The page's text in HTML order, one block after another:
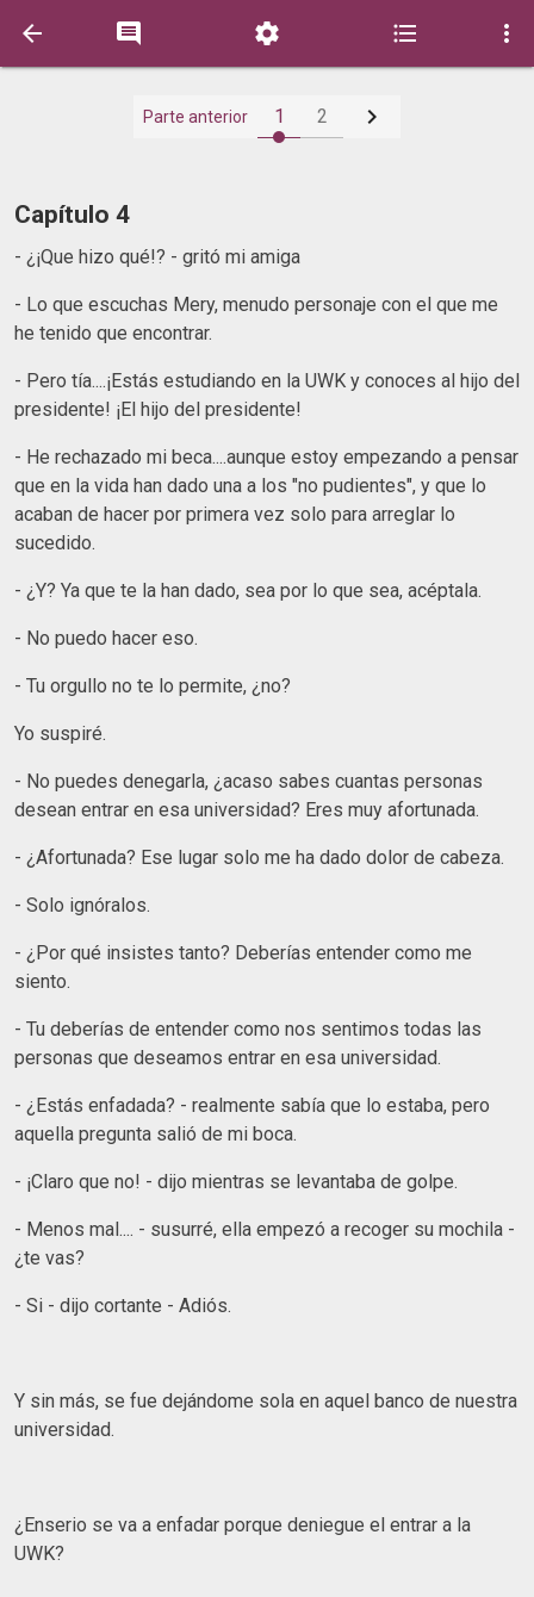
    
Parte anterior 1 2 
Capítulo 4
- ¿¡Que hizo qué!? - gritó mi amiga
- Lo que escuchas Mery, menudo personaje con el que me
he tenido que encontrar.
- Pero tía....¡Estás estudiando en la UWK y conoces al hijo del
presidente! ¡El hijo del presidente!
- He rechazado mi beca....aunque estoy empezando a pensar
que en la vida han dado una a los "no pudientes", y que lo
acaban de hacer por primera vez solo para arreglar lo
sucedido.
- ¿Y? Ya que te la han dado, sea por lo que sea, acéptala.
- No puedo hacer eso.
- Tu orgullo no te lo permite, ¿no?
Yo suspiré.
- No puedes denegarla, ¿acaso sabes cuantas personas
desean entrar en esa universidad? Eres muy afortunada.
- ¿Afortunada? Ese lugar solo me ha dado dolor de cabeza.
- Solo ignóralos.
- ¿Por qué insistes tanto? Deberías entender como me
siento.
- Tu deberías de entender como nos sentimos todas las
personas que deseamos entrar en esa universidad.
- ¿Estás enfadada? - realmente sabía que lo estaba, pero
aquella pregunta salió de mi boca.
- ¡Claro que no! - dijo mientras se levantaba de golpe.
- Menos mal.... - susurré, ella empezó a recoger su mochila -
¿te vas?
- Si - dijo cortante - Adiós.
Y sin más, se fue dejándome sola en aquel banco de nuestra
universidad.
¿Enserio se va a enfadar porque deniegue el entrar a la
UWK?